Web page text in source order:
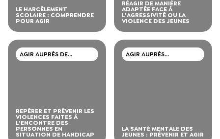
LE HARCÈLEMENT
SCOLAIRE : COMPRENDRE
POUR AGIR
RÉAGIR DE MANIÈRE
ADAPTÉE FACE À
L'AGRESSIVITÉ OU LA
VIOLENCE DES JEUNES
AGIR AUPRÈS DE
PERSONNES EN
REPÉRER ET PRÉVENIR LES
VIOLENCES FAITES À
L’ENCONTRE DES
PERSONNES EN
SITUATION DE HANDICAP
AGIR AUPRÈS
D’ADOLESCENTS ET DE
LA SANTÉ MENTALE DES
JEUNES : PRÉVENIR ET AGIR